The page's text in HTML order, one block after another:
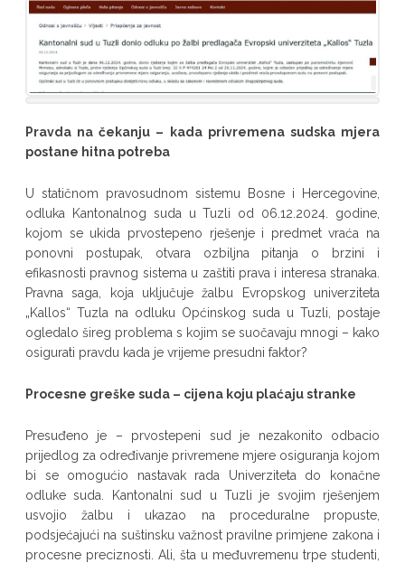
Pravda na čekanju – kada privremena sudska mjera
postane hitna potreba
U statičnom pravosudnom sistemu Bosne i Hercegovine,
odluka Kantonalnog suda u Tuzli od 06.12.2024. godine,
kojom se ukida prvostepeno rješenje i predmet vraća na
ponovni postupak, otvara ozbiljna pitanja o brzini i
efikasnosti pravnog sistema u zaštiti prava i interesa stranaka.
Pravna saga, koja uključuje žalbu Evropskog univerziteta
„Kallos“ Tuzla na odluku Općinskog suda u Tuzli, postaje
ogledalo šireg problema s kojim se suočavaju mnogi – kako
osigurati pravdu kada je vrijeme presudni faktor?
Procesne greške suda – cijena koju plaćaju stranke
Presuđeno je – prvostepeni sud je nezakonito odbacio
prijedlog za određivanje privremene mjere osiguranja kojom
bi se omogućio nastavak rada Univerziteta do konačne
odluke suda. Kantonalni sud u Tuzli je svojim rješenjem
usvojio žalbu i ukazao na proceduralne propuste,
podsjećajući na suštinsku važnost pravilne primjene zakona i
procesne preciznosti. Ali, šta u međuvremenu trpe studenti,